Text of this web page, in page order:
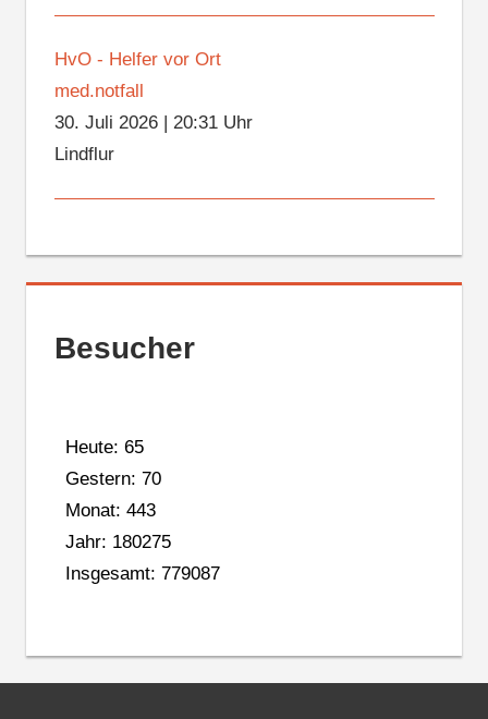
HvO - Helfer vor Ort
med.notfall
30. Juli 2026| 20:31 Uhr
Lindflur
Besucher
Heute: 65
Gestern: 70
Monat: 443
Jahr: 180275
Insgesamt: 779087